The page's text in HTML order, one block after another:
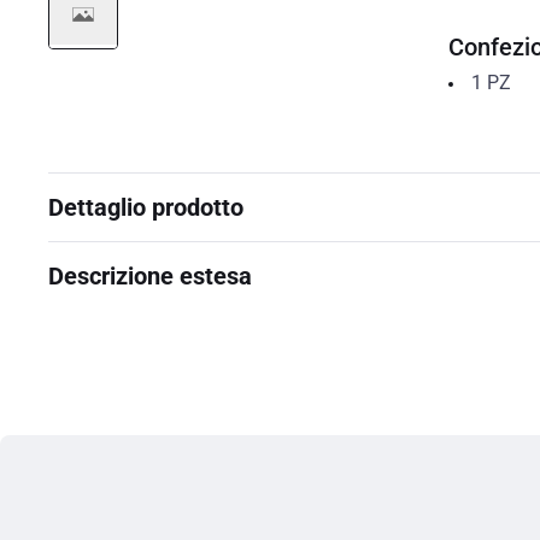
1 PZ
Dettaglio prodotto
Descrizione estesa